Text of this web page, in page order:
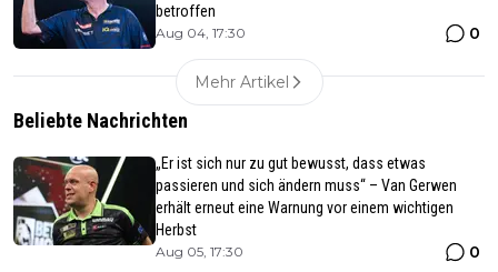
betroffen
Aug 04, 17:30 0
Mehr Artikel
Beliebte Nachrichten
„Er ist sich nur zu gut bewusst, dass etwas
passieren und sich ändern muss“ – Van Gerwen
erhält erneut eine Warnung vor einem wichtigen
Herbst
Aug 05, 17:30 0